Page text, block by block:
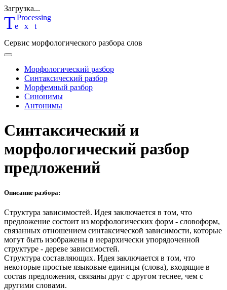
Загрузка...
Text
Processing
Сервис морфологического разбора слов
Морфологический разбор
Синтаксический разбор
Морфемный разбор
Синонимы
Антонимы
Синтаксический и
морфологический разбор
предложений
Описание разбора:
Структура зависимостей. Идея заключается в том, что
предложение состоит из морфологических форм - словоформ,
связанных отношением синтаксической зависимости, которые
могут быть изображены в иерархически упорядоченной
структуре - дереве зависимостей.
Структура составляющих. Идея заключается в том, что
некоторые простые языковые единицы (слова), входящие в
состав предложения, связаны друг с другом теснее, чем с
другими словами.